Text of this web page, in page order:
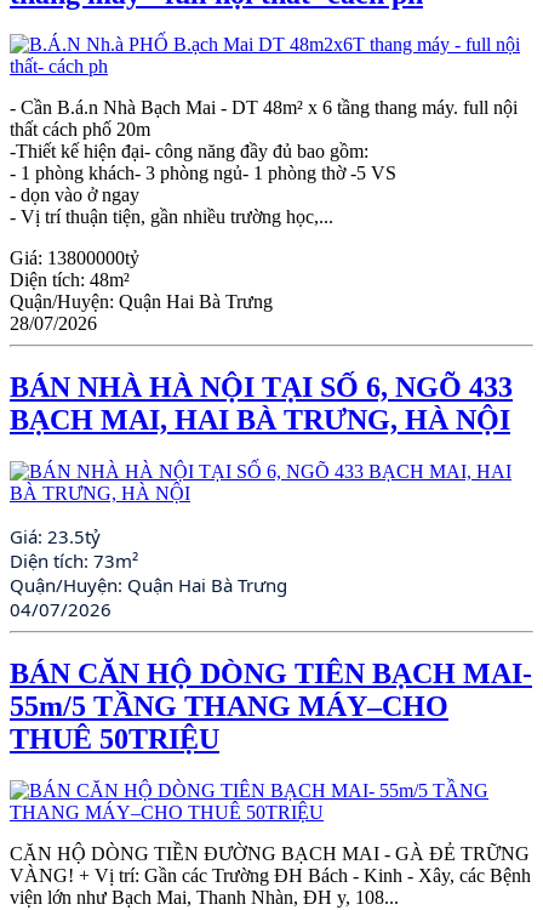
- Cần B.á.n Nhà Bạch Mai - DT 48m² x 6 tầng thang máy. full nội
thất cách phố 20m
-Thiết kế hiện đại- công năng đầy đủ bao gồm:
- 1 phòng khách- 3 phòng ngủ- 1 phòng thờ -5 VS
- dọn vào ở ngay
- Vị trí thuận tiện, gần nhiều trường học,...
Giá: 13800000tỷ
Diện tích: 48m²
Quận/Huyện: Quận Hai Bà Trưng
28/07/2026
BÁN NHÀ HÀ NỘI TẠI SỐ 6, NGÕ 433
BẠCH MAI, HAI BÀ TRƯNG, HÀ NỘI
Giá: 23.5tỷ
Diện tích: 73m²
Quận/Huyện: Quận Hai Bà Trưng
04/07/2026
BÁN CĂN HỘ DÒNG TIÊN BẠCH MAI-
55m/5 TẦNG THANG MÁY–CHO
THUÊ 50TRIỆU
CĂN HỘ DÒNG TIỀN ĐƯỜNG BẠCH MAI - GÀ ĐẺ TRỮNG
VÀNG! + Vị trí: Gần các Trường ĐH Bách - Kinh - Xây, các Bệnh
viện lớn như Bạch Mai, Thanh Nhàn, ĐH y, 108...